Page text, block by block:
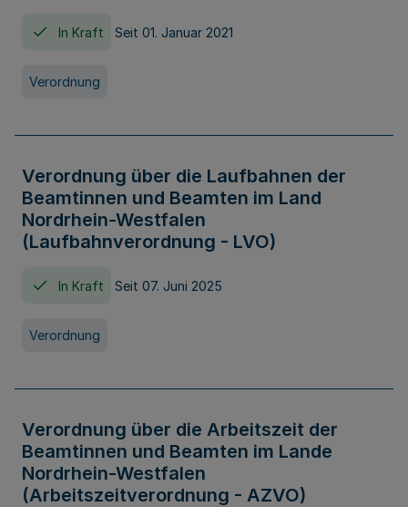
In Kraft Seit 01. Januar 2021
Verordnung
Verordnung über die Laufbahnen der
Beamtinnen und Beamten im Land
Nordrhein-Westfalen
(Laufbahnverordnung - LVO)
In Kraft Seit 07. Juni 2025
Verordnung
Verordnung über die Arbeitszeit der
Beamtinnen und Beamten im Lande
Nordrhein-Westfalen
(Arbeitszeitverordnung - AZVO)